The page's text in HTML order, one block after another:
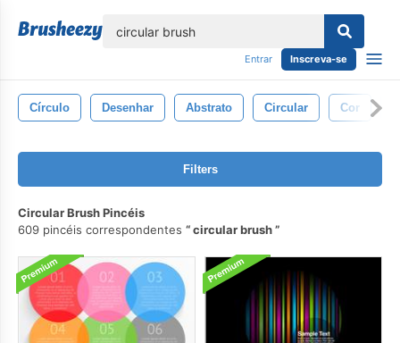
Entrar Inscreva-se
Círculo Desenhar Abstrato Circular Cor
Filters
Circular Brush Pincéis
609 pincéis correspondentes
circular brush